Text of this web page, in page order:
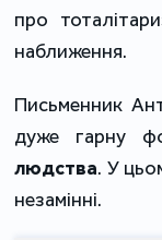
про
наближення.
Письменник
дуже гарну
людства. У
незамінні.